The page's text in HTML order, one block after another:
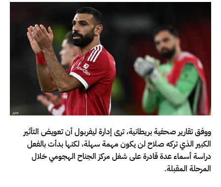
ووفق تقارير صحفية بريطانية، ترى إدارة ليفربول أن تعويض التأثير
الكبير الذي تركه صلاح لن يكون مهمة سهلة، لكنها بدأت بالفعل
دراسة أسماء عدة قادرة على شغل مركز الجناح الهجومي خلال
المرحلة المقبلة.